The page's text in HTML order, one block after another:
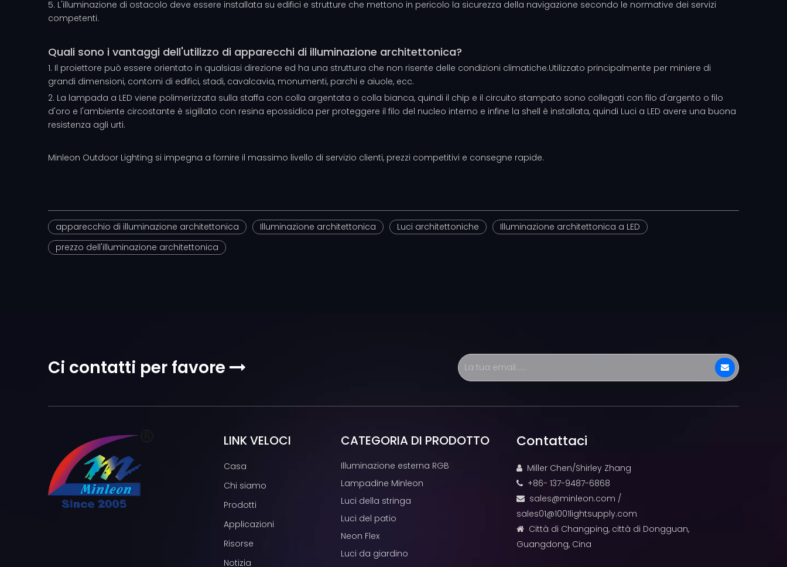
5. L'illuminazione di ostacolo deve essere installata su edifici e strutture che mettono in pericolo la sicurezza della navigazione secondo le normative dei servizi
competenti.
Quali sono i vantaggi dell'utilizzo di apparecchi di illuminazione architettonica?
1. Il proiettore può essere orientato in qualsiasi direzione ed ha una struttura che non risente delle condizioni climatiche.Utilizzato principalmente per miniere di
grandi dimensioni, contorni di edifici, stadi, cavalcavia, monumenti, parchi e aiuole, ecc.
2. La lampada a LED viene polimerizzata sulla staffa con colla argentata o colla bianca, quindi il chip e il circuito stampato sono collegati con filo d'argento o filo
d'oro e l'ambiente circostante è sigillato con resina epossidica per proteggere il filo del nucleo interno e infine la shell è installata, quindi Luci a LED avere una buona
resistenza agli urti.
Minleon Outdoor Lighting si impegna a fornire il massimo livello di servizio clienti, prezzi competitivi e consegne rapide.
apparecchio di illuminazione architettonica Illuminazione architettonica Luci architettoniche
Illuminazione architettonica a LED
prezzo dell'illuminazione architettonica
Ci contatti per favore 
LINK VELOCI
Casa
Chi siamo
Prodotti
Applicazioni
Risorse
Notizia
CATEGORIA DI PRODOTTO
Illuminazione esterna RGB
Lampadine Minleon
Luci della stringa
Luci del patio
Neon Flex
Luci da giardino
Contattaci
 Miller Chen/Shirley Zhang
 +86- 137-9487-6868
 sales@minleon.com /
sales01@1001lightsupply.com

Città di Changping, città di Dongguan,
Guangdong, Cina